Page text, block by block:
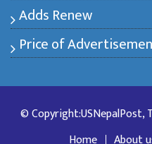
Adds Renew
Price of
© Copyright:USNepalPost,